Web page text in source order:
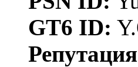
GT6 ID: